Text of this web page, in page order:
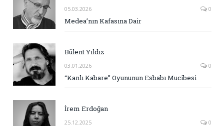
05.03.2026 0
Medea’nın Kafasına Dair
Bülent Yıldız
03.01.2026 0
“Kanlı Kabare” Oyununun Esbabı Mucibesi
İrem Erdoğan
25.12.2025 0